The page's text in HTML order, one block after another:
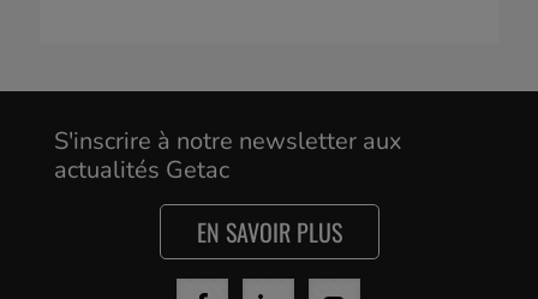
S'inscrire à notre newsletter aux
actualités Getac
EN SAVOIR PLUS